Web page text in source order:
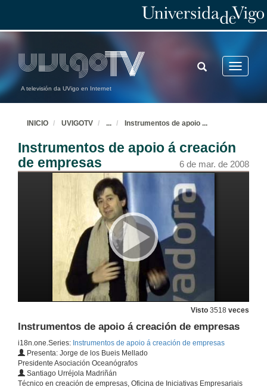
A televisión da UVigo en Internet
Toggle
TOGGLE
SEARCH
INICIO UVIGOTV ... Instrumentos de apoio ...
Instrumentos de apoio á creación
de empresas
6 de mar. de 2008
Visto 3518 veces
Instrumentos de apoio á creación de empresas
i18n.one.Series: Instrumentos de apoio á creación de empresas
Presenta: Jorge de los Bueis Mellado
Presidente Asociación Oceanógrafos
Santiago Urréjola Madriñán
Técnico en creación de empresas, Oficina de Iniciativas Empresariais